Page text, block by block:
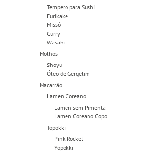
Tempero para Sushi
Furikake
Missô
Curry
Wasabi
Molhos
Shoyu
Óleo de Gergelim
Macarrão
Lamen Coreano
Lamen sem Pimenta
Lamen Coreano Copo
Topokki
Pink Rocket
Yopokki